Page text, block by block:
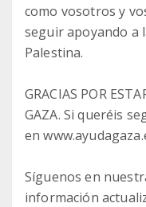
como vosotros y
seguir apoyando a
Palestina.
GRACIAS POR
GAZA. Si queréis
en
Síguenos en
información